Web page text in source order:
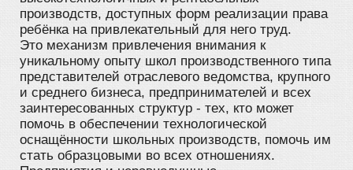
производств, доступных форм реализации права
ребёнка на привлекательный для него труд.
Это механизм привлечения внимания к
уникальному опыту школ производственного типа
представителей отраслевого ведомства, крупного
и среднего бизнеса, предпринимателей и всех
заинтересованных структур - тех, кто может
помочь в обеспечении технологической
оснащённости школьных производств, помочь им
стать образцовыми во всех отношениях.